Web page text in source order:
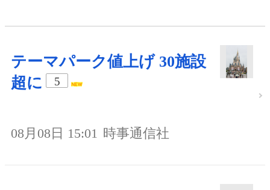
テーマパーク値上げ 30施設
超に
5
08月08日 15:01 時事通信社